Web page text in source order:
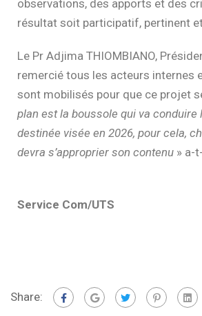
observations, des apports et des
résultat soit participatif, pertinent
Le Pr Adjima THIOMBIANO,
remercié tous les acteurs internes
sont mobilisés pour que ce projet
plan est la boussole qui va conduire
destinée visée en 2026, pour cela,
devra s’approprier son contenu » a-
Service Com/UTS
Share: